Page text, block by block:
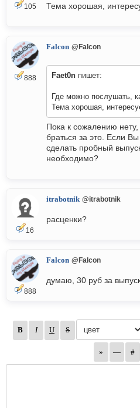
105
Тема хорошая,
888
Falcon @Falcon
Faet0n пишет:
Где можно послушать,
Тема хорошая,
Пока к сожалению
браться за это. Если
сделать пробный
необходимо?
16
itrabotnik @itrabotnik
расценки?
888
Falcon @Falcon
думаю, 30 руб за